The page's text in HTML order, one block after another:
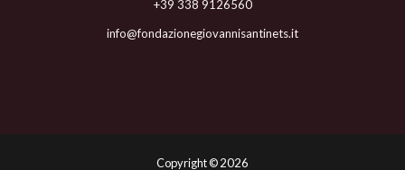
+39 338 9126560
info@fondazionegiovannisantinets.it
Copyright ©2026